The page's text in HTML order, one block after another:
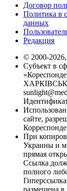
Договор
Политика в
данных
Редакция
© 2000-
Субъект в
сайте,
При
Украины и
прямая
Ссылка
полного
размещена в